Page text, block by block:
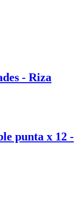
- Riza
punta x 12 -